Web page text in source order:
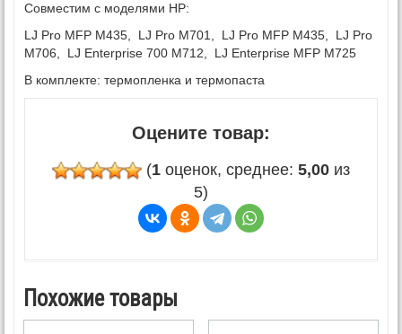
Совместим с моделями HP:
LJ Pro MFP M435, LJ Pro M701, LJ Pro MFP M435, LJ Pro
M706, LJ Enterprise 700 M712, LJ Enterprise MFP M725
В комплекте: термопленка и термопаста
Оцените товар:
(1 оценок, среднее: 5,00 из
5)
Похожие товары